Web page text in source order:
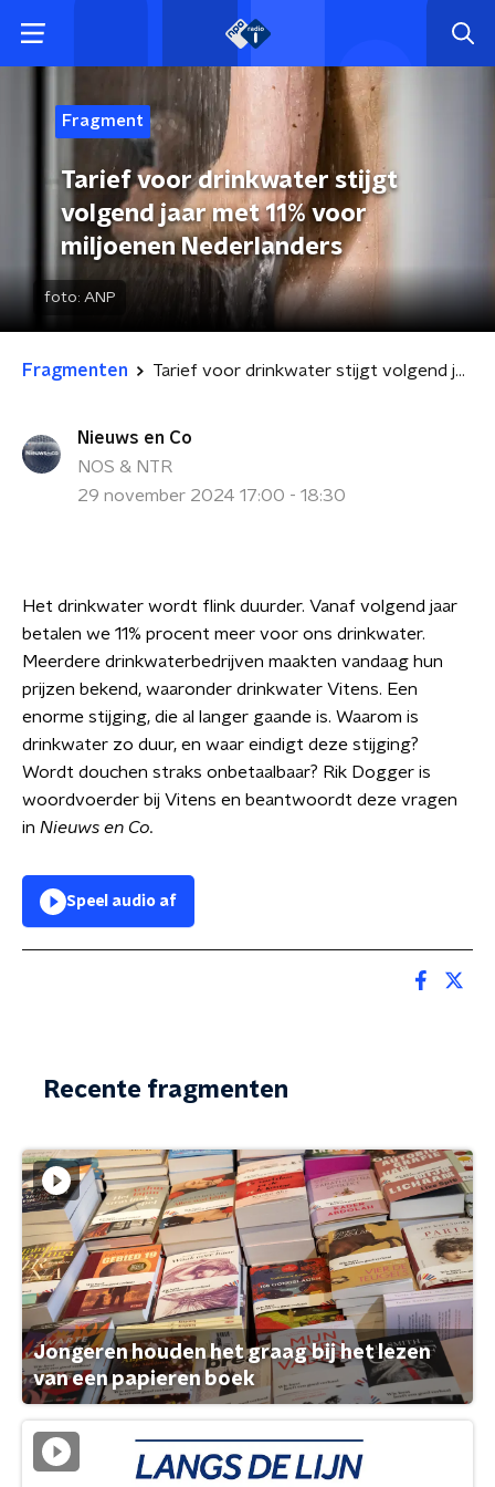
Fragment
Tarief voor drinkwater stijgt
volgend jaar met 11% voor
miljoenen Nederlanders
foto: ANP
Fragmenten Tarief voor drinkwater stijgt volgend jaar met 11% voor miljoenen Nederlanders
Nieuws en Co
NOS & NTR
29 november 2024 17:00 - 18:30
Het drinkwater wordt flink duurder. Vanaf volgend jaar
betalen we 11% procent meer voor ons drinkwater.
Meerdere drinkwaterbedrijven maakten vandaag hun
prijzen bekend, waaronder drinkwater Vitens. Een
enorme stijging, die al langer gaande is. Waarom is
drinkwater zo duur, en waar eindigt deze stijging?
Wordt douchen straks onbetaalbaar? Rik Dogger is
woordvoerder bij Vitens en beantwoordt deze vragen
in Nieuws en Co.
Speel audio af
Recente fragmenten
Jongeren houden het graag bij het lezen
van een papieren boek